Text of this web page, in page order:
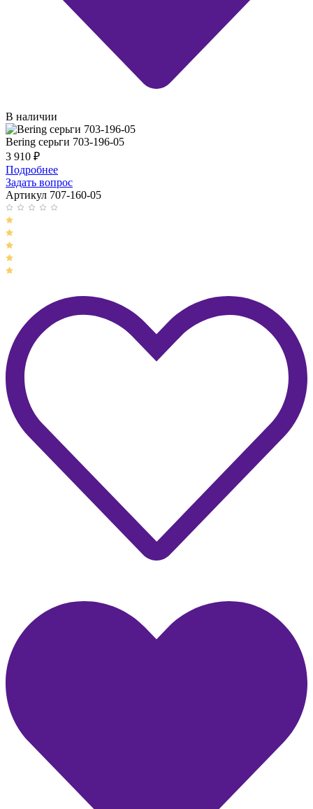
В наличии
Bering серьги 703-196-05
3 910 ₽
Подробнее
Задать вопрос
Артикул 707-160-05